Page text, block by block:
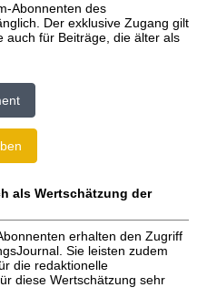
Abonnenten des
Der exklusive Zugang gilt
auch für Beiträge, die älter als
als Wertschätzung der
erhalten den Zugriff
Sie leisten zudem
die redaktionelle
diese Wertschätzung sehr